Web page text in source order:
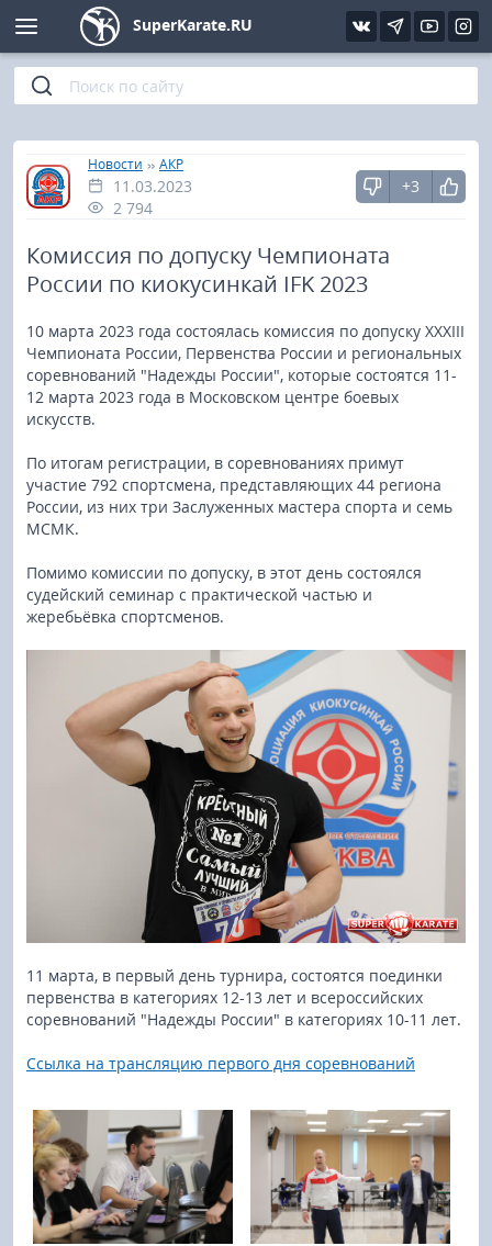
SuperKarate.RU
Главная
»
Новости » АКР
11.03.2023
2 794
+3
Комиссия по допуску Чемпионата
России по киокусинкай IFK 2023
10 марта 2023 года состоялась комиссия по допуску XXXIII
Чемпионата России, Первенства России и региональных
соревнований "Надежды России", которые состоятся 11-
12 марта 2023 года в Московском центре боевых
искусств.
По итогам регистрации, в соревнованиях примут
участие 792 спортсмена, представляющих 44 региона
России, из них три Заслуженных мастера спорта и семь
МСМК.
Помимо комиссии по допуску, в этот день состоялся
судейский семинар с практической частью и
жеребьёвка спортсменов.
11 марта, в первый день турнира, состоятся поединки
первенства в категориях 12-13 лет и всероссийских
соревнований "Надежды России" в категориях 10-11 лет.
Ссылка на трансляцию первого дня соревнований
Киокушинкай
Кёкусин (IFK)
Шинкиокушинкай
Кекусин-кан
Бокс
UFC и MMA
Муай тай
Фото
Видео
Интервью
Статьи
Уроки каратэ
Файлы
Библиотека